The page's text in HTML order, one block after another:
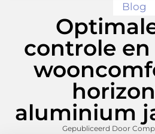
Blog
controle
aluminium
Gepubliceerd Door